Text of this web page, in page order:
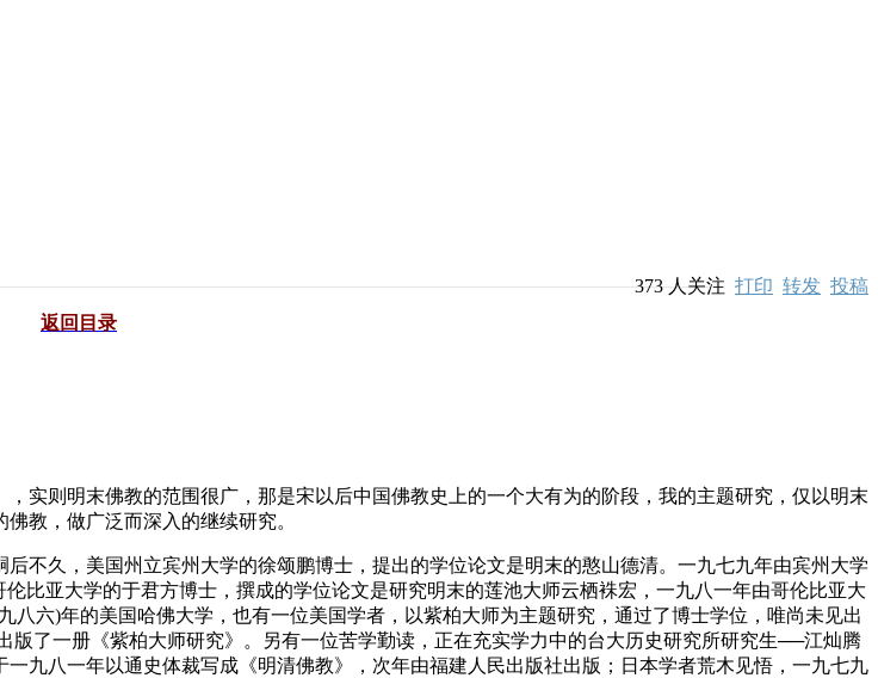
373人关注 打印 转发 投稿
返回目录
则明末佛教的范围很广，那是宋以后中国佛教史上的一个大有为的阶段，我的主题研究，仅以明末
教，做广泛而深入的继续研究。
久，美国州立宾州大学的徐颂鹏博士，提出的学位论文是明末的憨山德清。一九七九年由宾州大学
伦比亚大学的于君方博士，撰成的学位论文是研究明末的莲池大师云栖袾宏，一九八一年由哥伦比亚大
九八六)年的美国哈佛大学，也有一位美国学者，以紫柏大师为主题研究，通过了博士学位，唯尚未见出
了一册《紫柏大师研究》。另有一位苦学勤读，正在充实学力中的台大历史研究所研究生──江灿腾
九八一年以通史体裁写成《明清佛教》，次年由福建人民出版社出版；日本学者荒木见悟，一九七九